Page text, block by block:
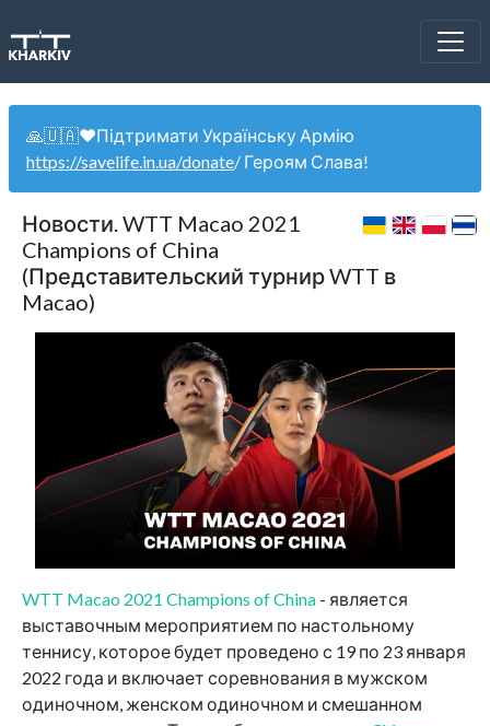
🙏🇺🇦❤️Підтримати Українську Армію
https://savelife.in.ua/donate/ Героям Слава!
Новости. WTT Macao 2021
Champions of China
(Представительский турнир WTT в
Macao)
WTT Macao 2021 Champions of China - является
выставочным мероприятием по настольному
теннису, которое будет проведено с 19 по 23 января
2022 года и включает соревнования в мужском
одиночном, женском одиночном и смешанном